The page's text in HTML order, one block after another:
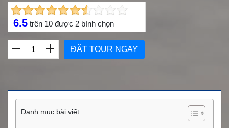
6.5 trên 10 được 2 bình chọn
ĐẶT TOUR NGAY
Danh mục bài viết